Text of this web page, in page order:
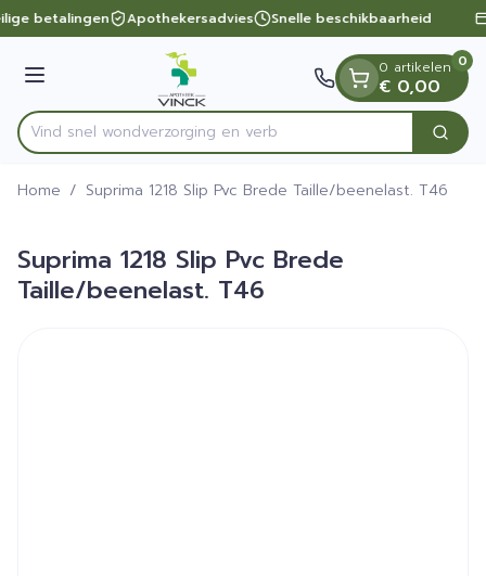
Ga naar de inhoud
1 van 1
betalingen Apothekersadvies Snelle beschikbaarheid
Menu
Product, merk, categorie...
Vind snel wondverzorging Zoek
0 artikelen
€ 0,00
0
Home / Suprima 1218 Slip Pvc Brede Taille/beenelast. T46
Suprima 1218 Slip Pvc Brede
Taille/beenelast. T46